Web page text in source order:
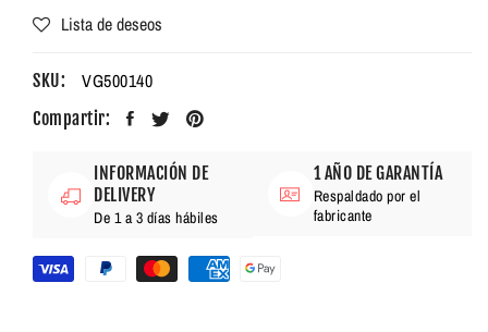
Lista de deseos
SKU: VG500140
Compartir:
INFORMACIÓN DE
DELIVERY
De 1 a 3 días hábiles
1 AÑO DE GARANTÍA
Respaldado por el
fabricante